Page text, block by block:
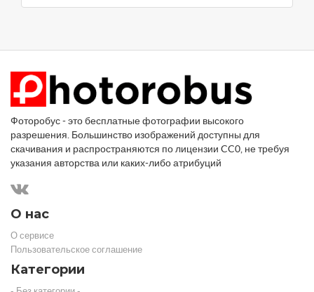
Фоторобус - это бесплатные фотографии высокого
разрешения. Большинство изображений доступны для
скачивания и распространяются по лицензии CC0, не требуя
указания авторства или каких-либо атрибуций
О нас
О сервисе
Пользовательское соглашение
Категории